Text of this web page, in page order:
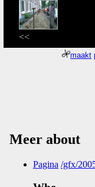
<<
maakt
Meer about
Pagina /gfx/